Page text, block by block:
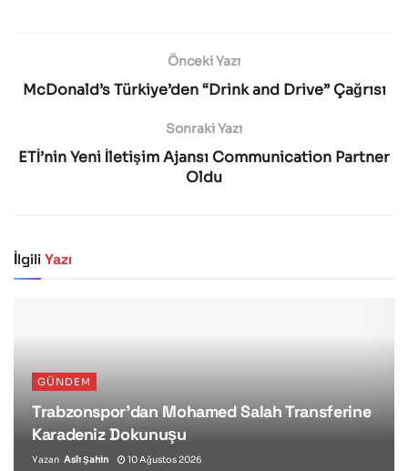
Önceki Yazı
McDonald’s Türkiye’den “Drink and Drive” Çağrısı
Sonraki Yazı
ETİ’nin Yeni İletişim Ajansı Communication Partner
Oldu
İlgiliYazı
GÜNDEM
Trabzonspor’dan Mohamed Salah Transferine
Karadeniz Dokunuşu
Yazan Aslı Şahin 10 Ağustos 2026